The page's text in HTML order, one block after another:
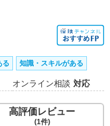
る 知識・スキルがある
オンライン相談 対応
高評価レビュー
(1件)